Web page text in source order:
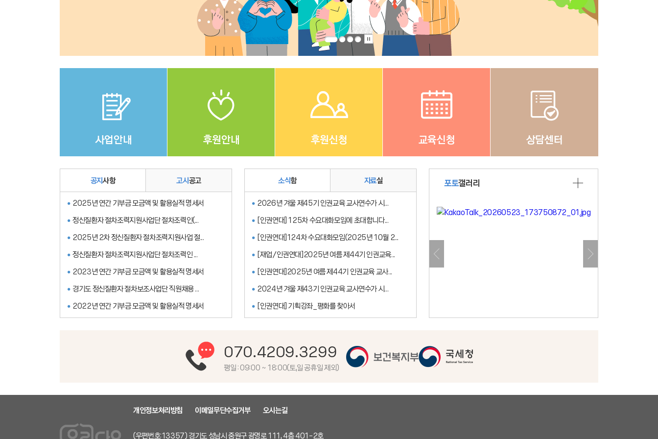
사업안내 후원안내 후원신청 교육신청 상담센터
공지사항
2025년 연간 기부금 모금액 및 활용실적 명세서
정신질환자 절차조력지원사업단 절차조력인(...
2025년 2차 정신질환자 절차조력지원사업 절...
정신질환자 절차조력지원사업단 절차조력인 ...
2023년 연간 기부금 모금액 및 활용실적 명세서
경기도 정신질환자 절차보조사업단 직원채용 ...
2022년 연간 기부금 모금액 및 활용실적 명세서
고시공고 소식함
2026년 겨울 제45기 인권교육 교사연수가 시...
[인권연대] 125차 수요대화모임에 초대합니다...
[인권연대]124차 수요대화모임(2025년 10월 2...
[재업/인권연대]2025년 여름 제44기 인권교육...
[인권연대]2025년 여름 제44기 인권교육 교사...
2024년 겨울 제43기 인권교육 교사연수가 시...
[인권연대] 기획강좌_평화를 찾아서
자료실 포토갤러리
070.4209.3299
평일 : 09:00 ~ 18:00(토,일 공휴일 제외)
개인정보처리방침 이메일무단수집거부 오시는길
(우편번호:13357) 경기도 성남시 중원구 광명로 111, 4층 401-2호